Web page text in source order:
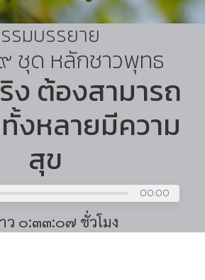
รมบรรยาย
ชุด หลักชาวพุทธ
ง ต้องสามารถ
งหลายมีความ
สุข
00:00
ว ๐:๓๓:๐๗ ชั่วโมง